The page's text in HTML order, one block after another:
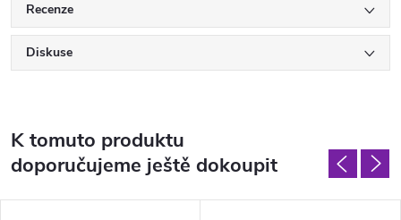
Recenze
Diskuse
K tomuto produktu
doporučujeme ještě dokoupit